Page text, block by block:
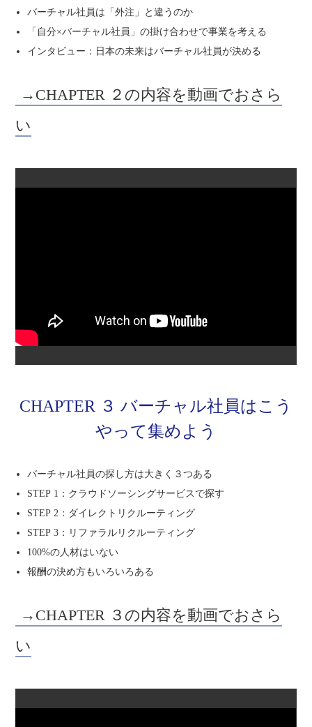
バーチャル社員は「外注」と違うのか
「自分×バーチャル社員」の掛け合わせで事業を考える
インタビュー：日本の未来はバーチャル社員が決める
→CHAPTER ２の内容を動画でおさら
い
CHAPTER ３ バーチャル社員はこう
やって集めよう
バーチャル社員の探し方は大きく３つある
STEP 1：クラウドソーシングサービスで探す
STEP 2：ダイレクトリクルーティング
STEP 3：リファラルリクルーティング
100%の人材はいない
報酬の決め方もいろいろある
→CHAPTER ３の内容を動画でおさら
い